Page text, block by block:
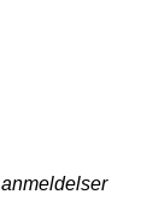
anmeldelser